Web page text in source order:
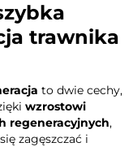
trawnika
to dwie cechy,
wzrostowi
regeneracyjnych,
zagęszczać i